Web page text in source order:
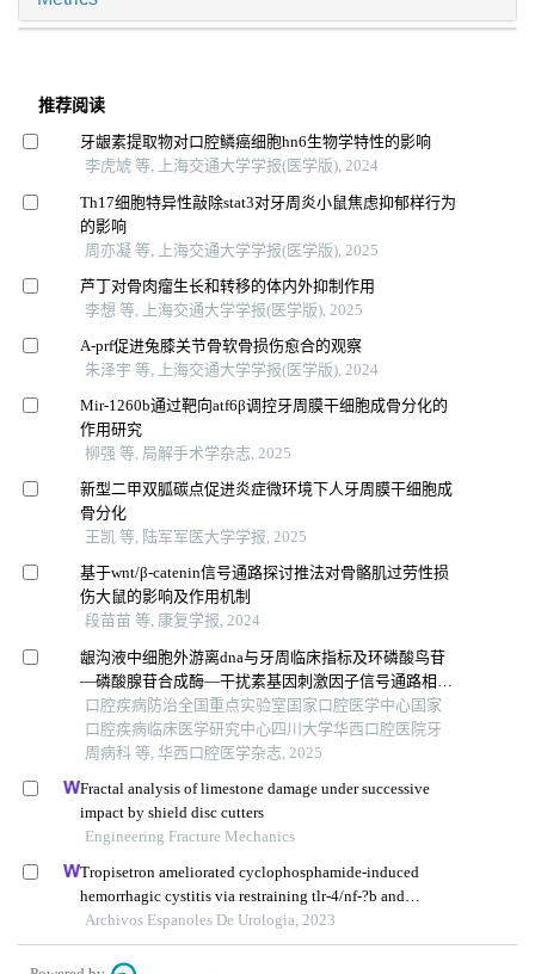
推荐阅读
牙龈素提取物对口腔鳞癌细胞hn6生物学特性的影响
李虎虓 等, 上海交通大学学报(医学版), 2024
Th17细胞特异性敲除stat3对牙周炎小鼠焦虑抑郁样行为
的影响
周亦凝 等, 上海交通大学学报(医学版), 2025
芦丁对骨肉瘤生长和转移的体内外抑制作用
李想 等, 上海交通大学学报(医学版), 2025
A-prf促进兔膝关节骨软骨损伤愈合的观察
朱泽宇 等, 上海交通大学学报(医学版), 2024
Mir-1260b通过靶向atf6β调控牙周膜干细胞成骨分化的
作用研究
柳强 等, 局解手术学杂志, 2025
新型二甲双胍碳点促进炎症微环境下人牙周膜干细胞成
骨分化
王凯 等, 陆军军医大学学报, 2025
基于wnt/β-catenin信号通路探讨推法对骨骼肌过劳性损
伤大鼠的影响及作用机制
段苗苗 等, 康复学报, 2024
龈沟液中细胞外游离dna与牙周临床指标及环磷酸鸟苷
—磷酸腺苷合成酶—干扰素基因刺激因子信号通路相关
分子的关联性分析
口腔疾病防治全国重点实验室国家口腔医学中心国家
口腔疾病临床医学研究中心四川大学华西口腔医院牙
周病科 等, 华西口腔医学杂志, 2025
Fractal analysis of limestone damage under successive
impact by shield disc cutters
Engineering Fracture Mechanics
Tropisetron ameliorated cyclophosphamide-induced
hemorrhagic cystitis via restraining tlr-4/nf-?b and
jak1/stat3 signaling pathways
Archivos Espanoles De Urologia, 2023